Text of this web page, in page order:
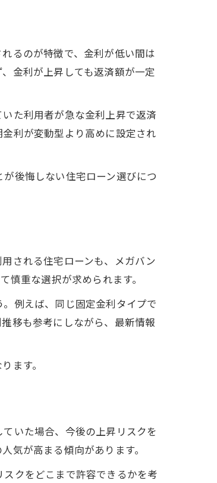
るのが特徴で、金利が低い間は
金利が上昇しても返済額が一定
た利用者が急な金利上昇で返済
利が変動型より高めに設定され
後悔しない住宅ローン選びにつ
される住宅ローンも、メガバン
重な選択が求められます。
例えば、同じ固定金利タイプで
移も参考にしながら、最新情報
ます。
いた場合、今後の上昇リスクを
気が高まる傾向があります。
クをどこまで許容できるかを考